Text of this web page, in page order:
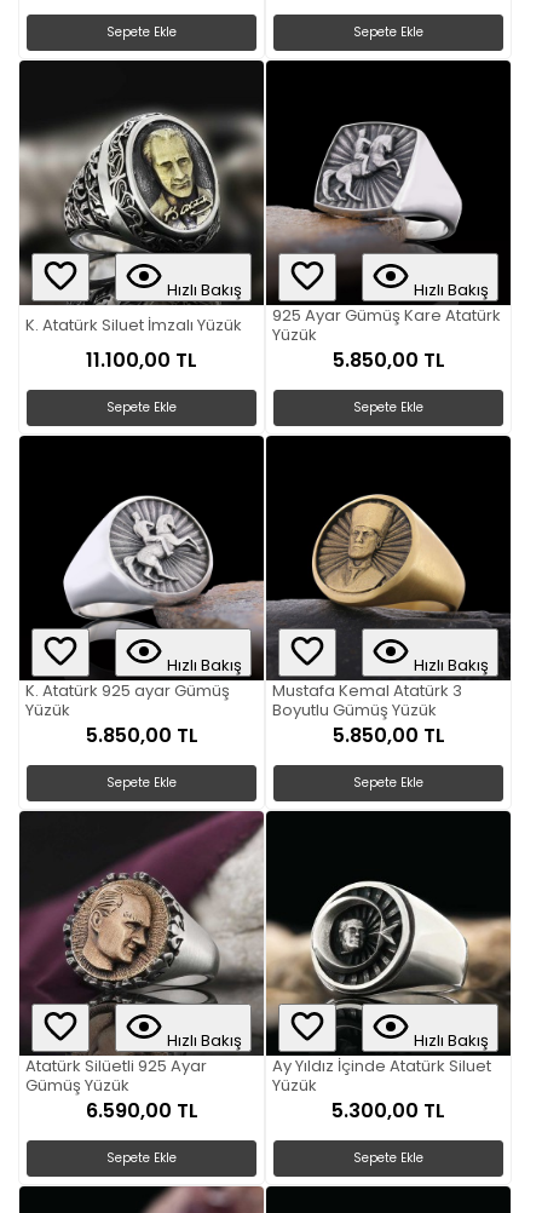
Sepete Ekle Sepete Ekle
Hızlı Bakış
K. Atatürk Siluet İmzalı Yüzük
11.100,00 TL
Sepete Ekle
Hızlı Bakış
925 Ayar Gümüş Kare Atatürk
Yüzük
5.850,00 TL
Sepete Ekle
Hızlı Bakış
K. Atatürk 925 ayar Gümüş
Yüzük
5.850,00 TL
Sepete Ekle
Hızlı Bakış
Mustafa Kemal Atatürk 3
Boyutlu Gümüş Yüzük
5.850,00 TL
Sepete Ekle
Hızlı Bakış
Atatürk Silüetli 925 Ayar
Gümüş Yüzük
6.590,00 TL
Sepete Ekle
Hızlı Bakış
Ay Yıldız İçinde Atatürk Siluet
Yüzük
5.300,00 TL
Sepete Ekle